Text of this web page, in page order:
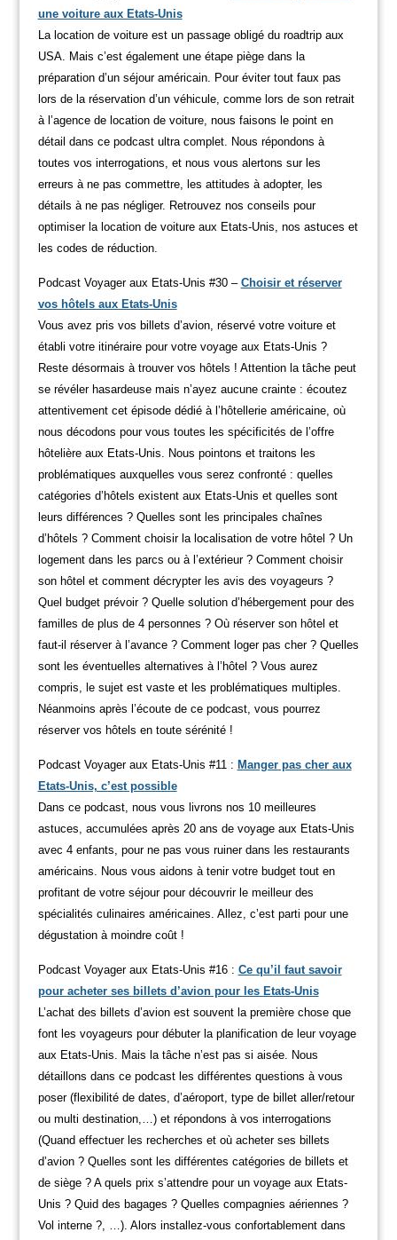
une voiture aux Etats-Unis
La location de voiture est un passage obligé du roadtrip aux
USA. Mais c’est également une étape piège dans la
préparation d’un séjour américain. Pour éviter tout faux pas
lors de la réservation d’un véhicule, comme lors de son retrait
à l’agence de location de voiture, nous faisons le point en
détail dans ce podcast ultra complet. Nous répondons à
toutes vos interrogations, et nous vous alertons sur les
erreurs à ne pas commettre, les attitudes à adopter, les
détails à ne pas négliger. Retrouvez nos conseils pour
optimiser la location de voiture aux Etats-Unis, nos astuces et
les codes de réduction.
Podcast Voyager aux Etats-Unis #30 – Choisir et réserver
vos hôtels aux Etats-Unis
Vous avez pris vos billets d’avion, réservé votre voiture et
établi votre itinéraire pour votre voyage aux Etats-Unis ?
Reste désormais à trouver vos hôtels ! Attention la tâche peut
se révéler hasardeuse mais n’ayez aucune crainte : écoutez
attentivement cet épisode dédié à l’hôtellerie américaine, où
nous décodons pour vous toutes les spécificités de l’offre
hôtelière aux Etats-Unis. Nous pointons et traitons les
problématiques auxquelles vous serez confronté : quelles
catégories d’hôtels existent aux Etats-Unis et quelles sont
leurs différences ? Quelles sont les principales chaînes
d’hôtels ? Comment choisir la localisation de votre hôtel ? Un
logement dans les parcs ou à l’extérieur ? Comment choisir
son hôtel et comment décrypter les avis des voyageurs ?
Quel budget prévoir ? Quelle solution d’hébergement pour des
familles de plus de 4 personnes ? Où réserver son hôtel et
faut-il réserver à l’avance ? Comment loger pas cher ? Quelles
sont les éventuelles alternatives à l’hôtel ? Vous aurez
compris, le sujet est vaste et les problématiques multiples.
Néanmoins après l’écoute de ce podcast, vous pourrez
réserver vos hôtels en toute sérénité !
Podcast Voyager aux Etats-Unis #11 : Manger pas cher aux
Etats-Unis, c’est possible
Dans ce podcast, nous vous livrons nos 10 meilleures
astuces, accumulées après 20 ans de voyage aux Etats-Unis
avec 4 enfants, pour ne pas vous ruiner dans les restaurants
américains. Nous vous aidons à tenir votre budget tout en
profitant de votre séjour pour découvrir le meilleur des
spécialités culinaires américaines. Allez, c’est parti pour une
dégustation à moindre coût !
Podcast Voyager aux Etats-Unis #16 : Ce qu’il faut savoir
pour acheter ses billets d’avion pour les Etats-Unis
L’achat des billets d’avion est souvent la première chose que
font les voyageurs pour débuter la planification de leur voyage
aux Etats-Unis. Mais la tâche n’est pas si aisée. Nous
détaillons dans ce podcast les différentes questions à vous
poser (flexibilité de dates, d’aéroport, type de billet aller/retour
ou multi destination,…) et répondons à vos interrogations
(Quand effectuer les recherches et où acheter ses billets
d’avion ? Quelles sont les différentes catégories de billets et
de siège ? A quels prix s’attendre pour un voyage aux Etats-
Unis ? Quid des bagages ? Quelles compagnies aériennes ?
Vol interne ?, …). Alors installez-vous confortablement dans